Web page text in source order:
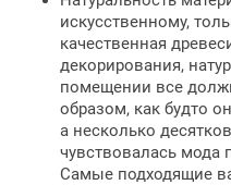
искусственному,
качественная
декорирования,
помещении все
образом, как будто
а несколько
чувствовалась мода
Самые подходящие